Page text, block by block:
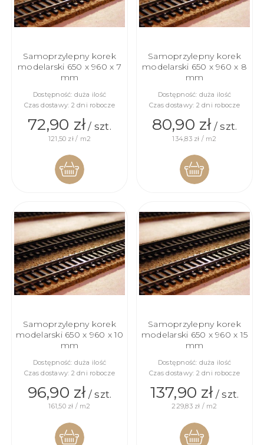
Samoprzylepny korek
modelarski 650 x 960 x 7
mm
Dostępność: duża ilość
Czas dostawy: 2 dni robocze
72,90 zł/ szt.
121,50 zł / m2
KOSZYKA
Samoprzylepny korek
modelarski 650 x 960 x 8
mm
Dostępność: duża ilość
Czas dostawy: 2 dni robocze
80,90 zł/ szt.
134,83 zł / m2
KOSZYKA
Samoprzylepny korek
modelarski 650 x 960 x 10
mm
Dostępność: duża ilość
Czas dostawy: 2 dni robocze
96,90 zł/ szt.
161,50 zł / m2
Samoprzylepny korek
modelarski 650 x 960 x 15
mm
Dostępność: duża ilość
Czas dostawy: 2 dni robocze
137,90 zł/ szt.
229,83 zł / m2